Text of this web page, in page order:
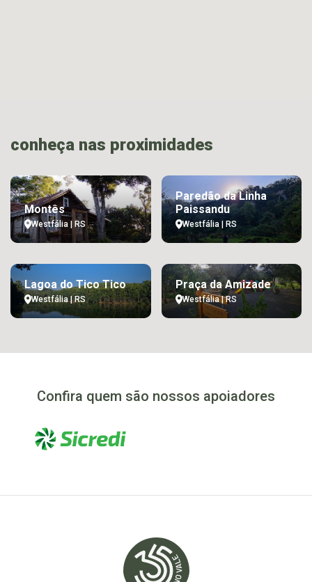
conheça nas proximidades
Montês
Westfália | RS
Paredão da Linha
Paissandu
Westfália | RS
Lagoa do Tico Tico
Westfália | RS
Praça da Amizade
Westfália | RS
Confira quem são nossos apoiadores